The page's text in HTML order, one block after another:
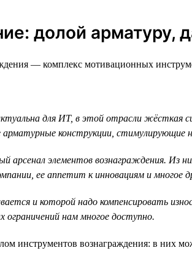
долой арматуру,
— комплекс мотивационных
для ИТ, в этой отрасли
конструкции, стимулирующие
арсенал элементов вознаграждения.
ее аппетит к инновациям и многое
и которой надо компенсировать
нам многое доступно.
инструментов вознаграждения: в них